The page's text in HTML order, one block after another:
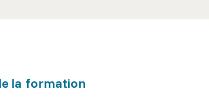
la formation